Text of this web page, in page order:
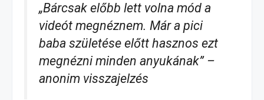
„Bárcsak előbb lett volna mód a
videót megnéznem. Már a pici
baba születése előtt hasznos ezt
megnézni minden anyukának” –
anonim visszajelzés